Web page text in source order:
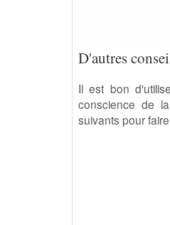
D'autres
Il est bon
conscience de
suivants pour